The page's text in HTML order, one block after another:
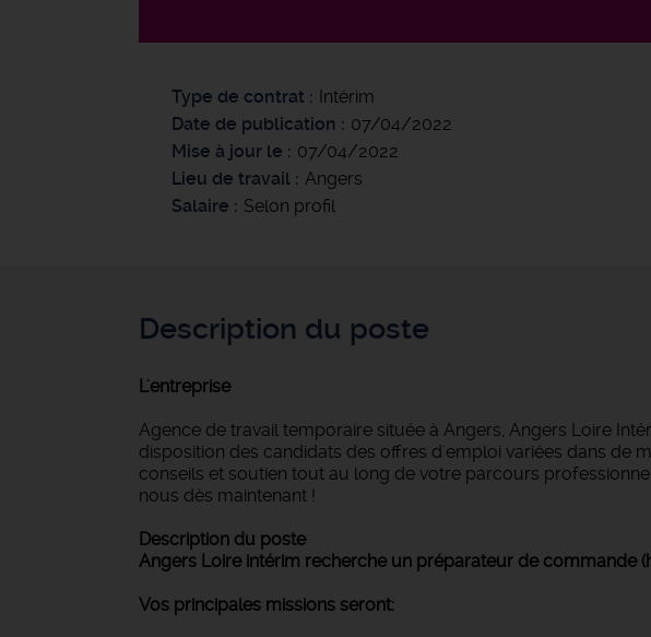
Type de contrat
Intérim
Date de publication
07/04/2022
Mise à jour le
07/04/2022
Lieu de travail
Angers
Salaire
Selon profil
Description du poste
L'entreprise
Agence de travail temporaire située à Angers, Angers Loire
disposition des candidats des offres d'emploi variées dans de
conseils et soutien tout au long de votre parcours
nous dès maintenant !
Description du poste
Angers Loire intérim recherche un préparateur de commande
Vos principales missions seront: